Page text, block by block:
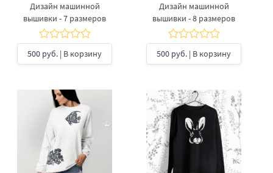
Дизайн машинной
вышивки - 7 размеров
500 руб. | В корзину
Дизайн машинной
вышивки - 8 размеров
500 руб. | В корзину